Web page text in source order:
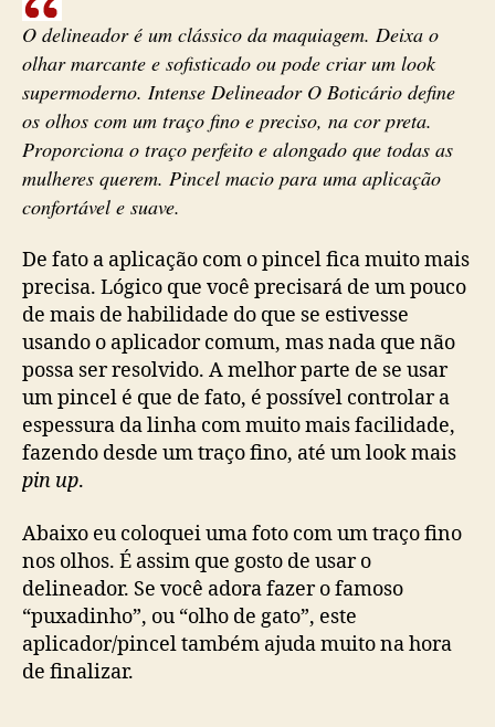
O delineador é um clássico da maquiagem. Deixa o
olhar marcante e sofisticado ou pode criar um look
supermoderno. Intense Delineador O Boticário define
os olhos com um traço fino e preciso, na cor preta.
Proporciona o traço perfeito e alongado que todas as
mulheres querem. Pincel macio para uma aplicação
confortável e suave.
De fato a aplicação com o pincel fica muito mais
precisa. Lógico que você precisará de um pouco
de mais de habilidade do que se estivesse
usando o aplicador comum, mas nada que não
possa ser resolvido. A melhor parte de se usar
um pincel é que de fato, é possível controlar a
espessura da linha com muito mais facilidade,
fazendo desde um traço fino, até um look mais
pin up.
Abaixo eu coloquei uma foto com um traço fino
nos olhos. É assim que gosto de usar o
delineador. Se você adora fazer o famoso
“puxadinho”, ou “olho de gato”, este
aplicador/pincel também ajuda muito na hora
de finalizar.